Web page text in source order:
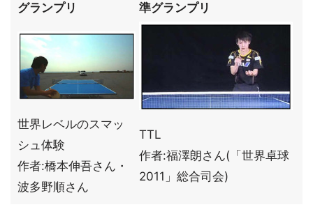
グランプリ 準グランプリ
世界レベルのスマッ
シュ体験
作者:橋本伸吾さん・
波多野順さん
TTL
作者:福澤朗さん(「世界卓球
2011」総合司会)